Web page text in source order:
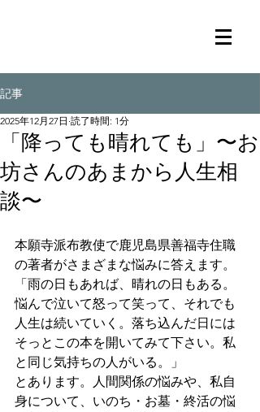
記事
「降っても晴れても」〜お
坊さんのあまから人生相
談〜
2025年12月27日 読了時間: 1分
本願寺派布教使で鹿児島県善福寺住職
の著者がさまざまな悩みに答えます。
「雨の日もあれば、晴れの日もある。
悩んで泣いて怒って笑って、それでも
人生は続いていく。落ち込んだ日には
そっとこの本を開いてみて下さい。私
と同じ気持ちの人がいる。」
とあります。人間関係の悩みや、私自
身について、いのち・お墓・終活の悩